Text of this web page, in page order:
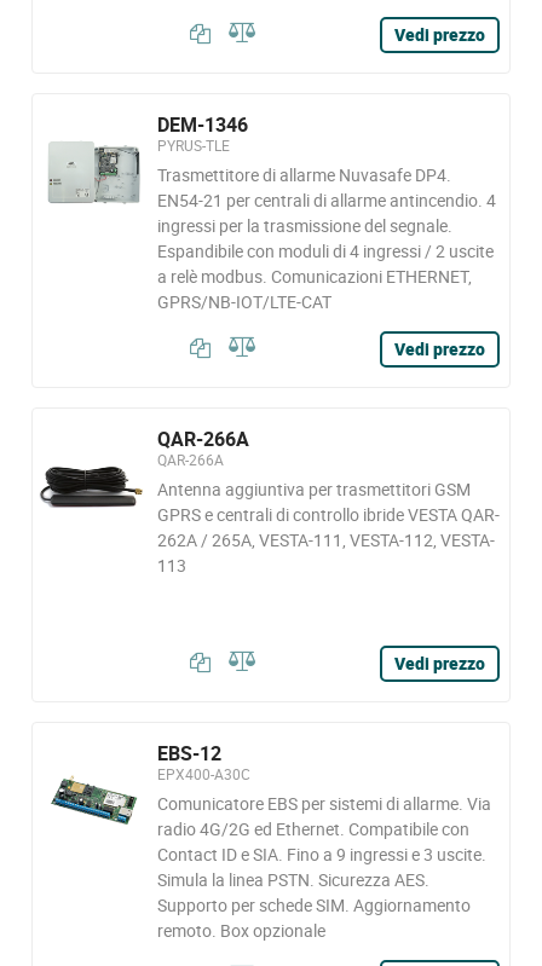
Vedi prezzo
DEM-1346
PYRUS-TLE
Trasmettitore di allarme Nuvasafe DP4.
EN54-21 per centrali di allarme antincendio. 4
ingressi per la trasmissione del segnale.
Espandibile con moduli di 4 ingressi / 2 uscite
a relè modbus. Comunicazioni ETHERNET,
GPRS/NB-IOT/LTE-CAT
Vedi prezzo
QAR-266A
QAR-266A
Antenna aggiuntiva per trasmettitori GSM
GPRS e centrali di controllo ibride VESTA QAR-
262A / 265A, VESTA-111, VESTA-112, VESTA-
113
Vedi prezzo
EBS-12
EPX400-A30C
Comunicatore EBS per sistemi di allarme. Via
radio 4G/2G ed Ethernet. Compatibile con
Contact ID e SIA. Fino a 9 ingressi e 3 uscite.
Simula la linea PSTN. Sicurezza AES.
Supporto per schede SIM. Aggiornamento
remoto. Box opzionale